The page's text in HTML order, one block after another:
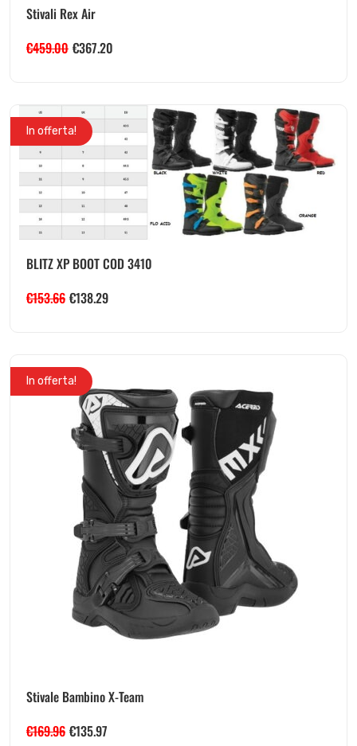
Stivali Rex Air
€459.00 €367.20
In offerta!
BLITZ XP BOOT COD 3410
€153.66 €138.29
In offerta!
Stivale Bambino X-Team
€169.96 €135.97